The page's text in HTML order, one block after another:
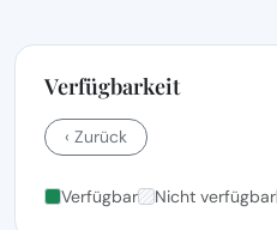
Verfügbarkeit
‹ Zurück
Verfügbar Nicht verfügbar